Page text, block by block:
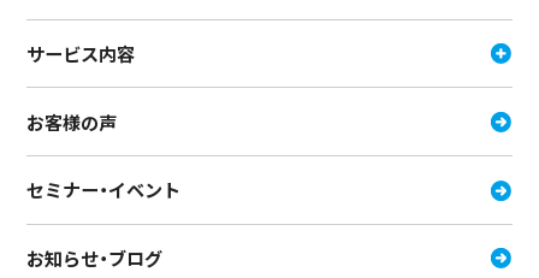
サービス内容
お客様の声
セミナー・イベント
お知らせ・ブログ